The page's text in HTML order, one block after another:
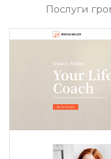
Послуги